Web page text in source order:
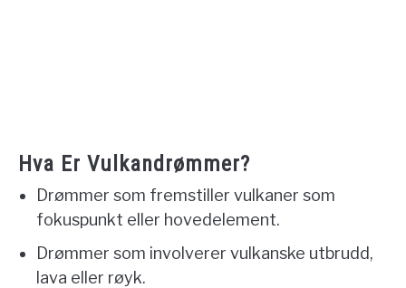
Hva Er Vulkandrømmer?
Drømmer som fremstiller vulkaner som
fokuspunkt eller hovedelement.
Drømmer som involverer vulkanske utbrudd,
lava eller røyk.